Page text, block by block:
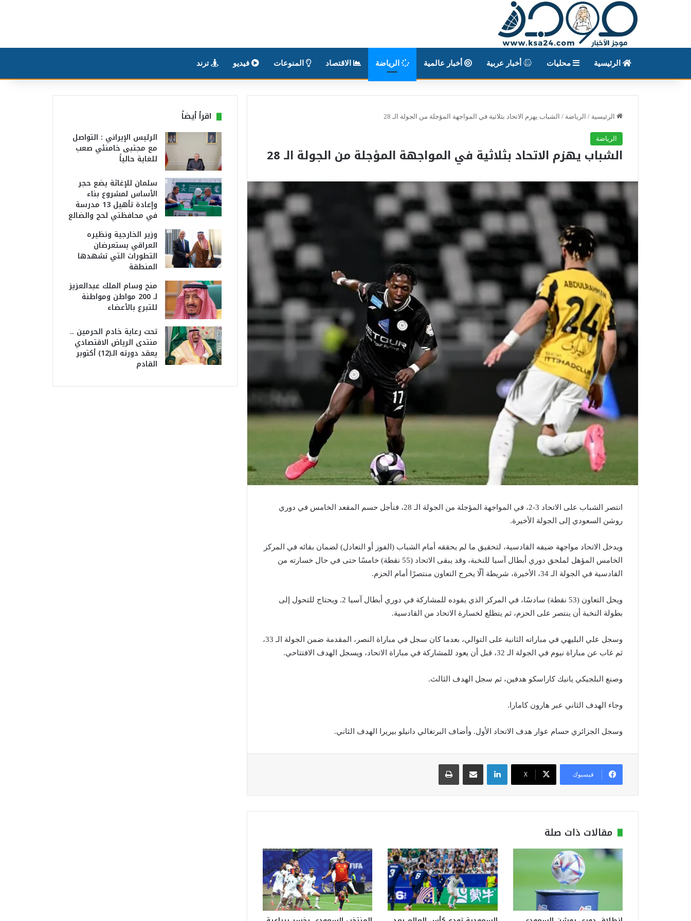
الرئيسية محليات أخبار عربية أخبار عالمية الرياضة الاقتصاد المنوعات فيديو ترند
الرئيسية / الرياضة / الشباب يهزم الاتحاد بثلاثية في المواجهة المؤجلة من الجولة الـ 28
الرياضة
الشباب يهزم الاتحاد بثلاثية في المواجهة المؤجلة من الجولة الـ 28
انتصر الشباب على الاتحاد 3-2، في المواجهة المؤجلة من الجولة الـ 28، فتأجل حسم المقعد الخامس في دوري
روشن السعودي إلى الجولة الأخيرة.
ويدخل الاتحاد مواجهة ضيفه القادسية، لتحقيق ما لم يحققه أمام الشباب (الفوز أو التعادل) لضمان بقائه في المركز
الخامس المؤهل لملحق دوري أبطال آسيا للنخبة، وقد يبقى الاتحاد (55 نقطة) خامسًا حتى في حال خسارته من
القادسية في الجولة الـ 34، الأخيرة، شريطة ألّا يخرج التعاون منتصرًا أمام الحزم.
ويحل التعاون (53 نقطة) سادسًا، في المركز الذي يقوده للمشاركة في دوري أبطال آسيا 2. ويحتاج للتحول إلى
بطولة النخبة أن ينتصر على الحزم، ثم يتطلع لخسارة الاتحاد من القادسية.
وسجل علي البليهي في مباراته الثانية على التوالي، بعدما كان سجل في مباراة النصر، المقدمة ضمن الجولة الـ 33،
ثم غاب عن مباراة نيوم في الجولة الـ 32، قبل أن يعود للمشاركة في مباراة الاتحاد، ويسجل الهدف الافتتاحي.
وصنع البلجيكي يانيك كاراسكو هدفين، ثم سجل الهدف الثالث.
وجاء الهدف الثاني عبر هارون كامارا.
وسجل الجزائري حسام عوار هدف الاتحاد الأول. وأضاف البرتغالي دانيلو بيريرا الهدف الثاني.
فيسبوك ‫X
لينكدإن
مقالات ذات صلة
اقرأ أيضاً
الرئيس الإيراني : التواصل
مع مجتبى خامنئي صعب
للغاية حالياً
سلمان للإغاثة يضع حجر
الأساس لمشروع بناء
وإعادة تأهيل 13 مدرسة
في محافظتي لحج والضالع
وزير الخارجية ونظيره
العراقي يستعرضان
التطورات التي تشهدها
المنطقة
منح وسام الملك عبدالعزيز
لـ 200 مواطن ومواطنة
للتبرع بالأعضاء
تحت رعاية خادم الحرمين ..
منتدى الرياض الاقتصادي
يعقد دورته الـ(12) أكتوبر
القادم